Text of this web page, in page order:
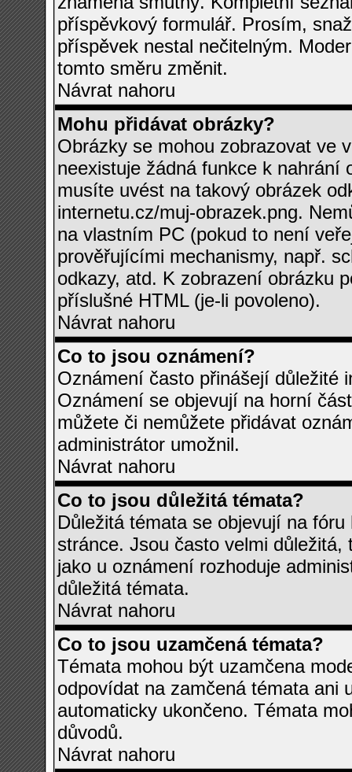
příspěvkový formulář. Prosím,
příspěvek nestal nečitelným.
tomto směru změnit.
Návrat nahoru
Mohu přidávat obrázky?
Obrázky se mohou zobrazovat ve
neexistuje žádná funkce k nahrání
musíte uvést na takový obrázek
internetu.cz/muj-obrazek.png.
na vlastním PC (pokud to není
prověřujícími mechanismy, např.
odkazy, atd. K zobrazení obrázku
příslušné HTML (je-li povoleno).
Návrat nahoru
Co to jsou oznámení?
Oznámení často přinášejí důležité
Oznámení se objevují na horní
můžete či nemůžete přidávat
administrátor umožnil.
Návrat nahoru
Co to jsou důležitá témata?
Důležitá témata se objevují na
stránce. Jsou často velmi
jako u oznámení rozhoduje
důležitá témata.
Návrat nahoru
Co to jsou uzamčená témata?
Témata mohou být uzamčena
odpovídat na zamčená témata ani
automaticky ukončeno. Témata
důvodů.
Návrat nahoru